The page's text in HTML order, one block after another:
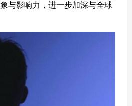
与影响力，进一步加深与全球